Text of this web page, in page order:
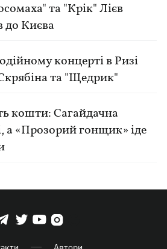
та "Крік" Лієв
до Києва
концерті в Ризі
та "Щедрик"
кошти: Сагайдачна
а «Прозорий гонщик» іде